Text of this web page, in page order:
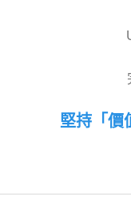
堅持「價